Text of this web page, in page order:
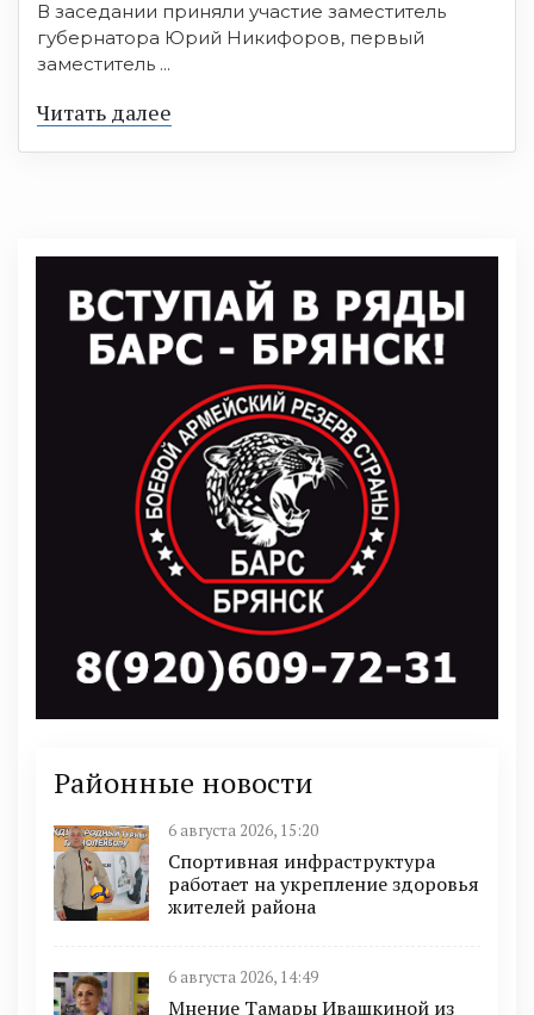
В заседании приняли участие заместитель
губернатора Юрий Никифоров, первый
заместитель ...
Читать далее
Районные новости
6 августа 2026, 15:20
Спортивная инфраструктура
работает на укрепление здоровья
жителей района
6 августа 2026, 14:49
Мнение Тамары Ивашкиной из